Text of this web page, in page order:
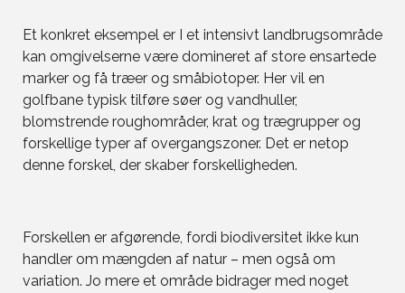
Et konkret eksempel er I et intensivt landbrugsområde
kan omgivelserne være domineret af store ensartede
marker og få træer og småbiotoper. Her vil en
golfbane typisk tilføre søer og vandhuller,
blomstrende roughområder, krat og trægrupper og
forskellige typer af overgangszoner. Det er netop
denne forskel, der skaber forskelligheden.
Forskellen er afgørende, fordi biodiversitet ikke kun
handler om mængden af natur – men også om
variation. Jo mere et område bidrager med noget